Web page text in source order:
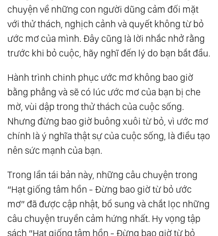
chuyện về những con người dũng cảm đối mặt
với thử thách, nghịch cảnh và quyết không từ bỏ
ước mơ của mình. Đây cũng là lời nhắc nhở rằng
trước khi bỏ cuộc, hãy nghĩ đến lý do bạn bắt đầu.
Hành trình chinh phục ước mơ không bao giờ
bằng phẳng và sẽ có lúc ước mơ của bạn bị che
mờ, vùi dập trong thử thách của cuộc sống.
Nhưng đừng bao giờ buông xuôi từ bỏ, vì ước mơ
chính là ý nghĩa thật sự của cuộc sống, là điều tạo
nên sức mạnh của bạn.
Trong lần tái bản này, những câu chuyện trong
“Hạt giống tâm hồn - Đừng bao giờ từ bỏ ước
mơ” đã được cập nhật, bổ sung và chắt lọc những
câu chuyện truyền cảm hứng nhất. Hy vọng tập
sách “Hạt giống tâm hồn - Đừng bao giờ từ bỏ